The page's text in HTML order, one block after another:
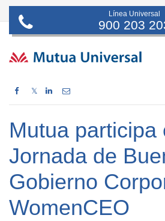
Línea Universal
900 203
𝕏
Mutua participa
Jornada de
Gobierno
WomenCEO